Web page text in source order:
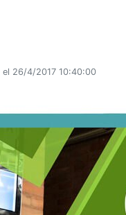
el 26/4/2017 10:40:00